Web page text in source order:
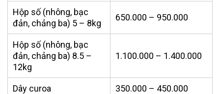
Hộp số (nhông, bạc
đản, chảng ba) 5 – 8kg
650.000 – 950.000
Hộp số (nhông, bạc
đản, chảng ba) 8.5 –
12kg
1.100.000 – 1.400.000
Dây curoa 350.000 – 450.000